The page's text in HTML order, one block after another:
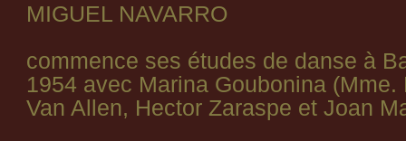
MIGUEL NAVARRO
commence ses études de danse à
1954 avec Marina Goubonina (Mme.
Van Allen, Hector Zaraspe et Joan